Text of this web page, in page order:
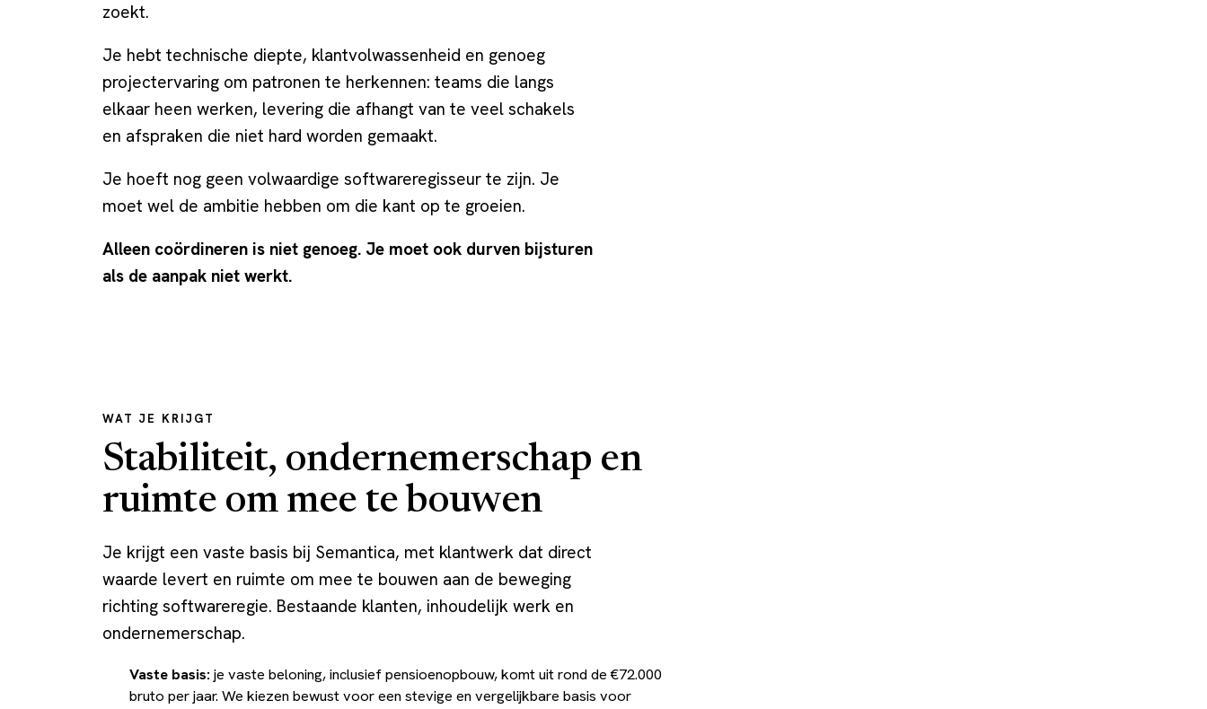
zoekt.
Je hebt technische diepte, klantvolwassenheid en genoeg
projectervaring om patronen te herkennen: teams die langs
elkaar heen werken, levering die afhangt van te veel schakels
en afspraken die niet hard worden gemaakt.
Je hoeft nog geen volwaardige softwareregisseur te zijn. Je
moet wel de ambitie hebben om die kant op te groeien.
Alleen coördineren is niet genoeg. Je moet ook durven bijsturen
als de aanpak niet werkt.
WAT JE KRIJGT
Stabiliteit, ondernemerschap en
ruimte om mee te bouwen
Je krijgt een vaste basis bij Semantica, met klantwerk dat direct
waarde levert en ruimte om mee te bouwen aan de beweging
richting softwareregie. Bestaande klanten, inhoudelijk werk en
ondernemerschap.
Vaste basis: je vaste beloning, inclusief pensioenopbouw, komt uit rond de €72.000
bruto per jaar. We kiezen bewust voor een stevige en vergelijkbare basis voor